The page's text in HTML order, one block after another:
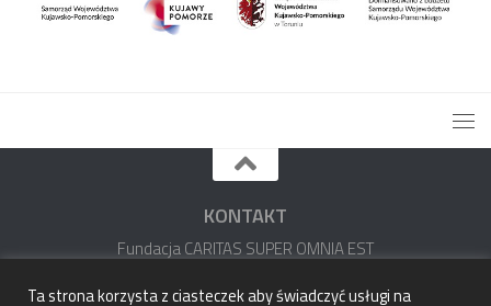
KONTAKT
Fundacja CARITAS SUPER OMNIA EST
Ta strona korzysta z ciasteczek aby świadczyć usługi na